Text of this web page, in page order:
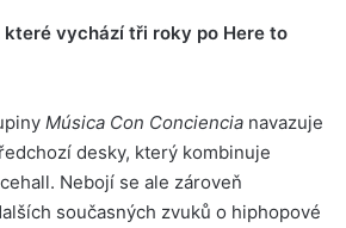
které vychází tři roky po Here to
Música Con Conciencia navazuje
desky, který kombinuje
Nebojí se ale zároveň
současných zvuků o hiphopové